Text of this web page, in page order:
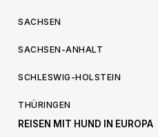
SACHSEN
SACHSEN-ANHALT
SCHLESWIG-HOLSTEIN
THÜRINGEN
REISEN MIT HUND IN EUROPA